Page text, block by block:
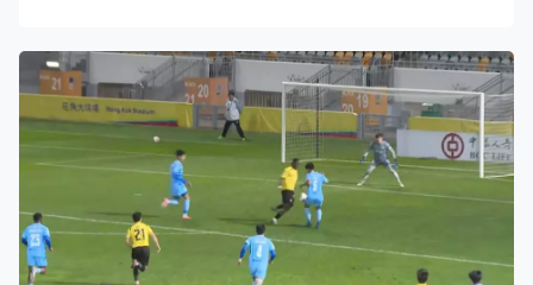
斯的射門，為勝利船力保不失。一反門將常態，沒有預早
撲兩邊，等雷斯臨起腳才反應，捉贏心理戰。勝利船贏1比
0，下星期踢次回合有主場之利。